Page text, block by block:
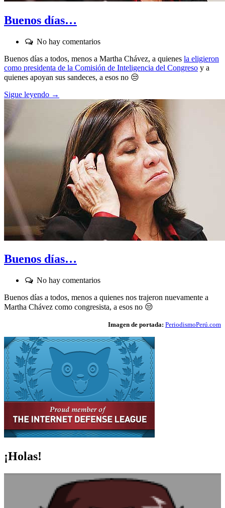
Buenos días…
Comentarios:
No hay comentarios
Buenos días a todos, menos a Martha Chávez, a quienes la eligieron
como presidenta de la Comisión de Inteligencia del Congreso y a
quienes apoyan sus sandeces, a esos no 😒
Sigue leyendo →
Buenos días…
Comentarios:
No hay comentarios
Buenos días a todos, menos a quienes nos trajeron nuevamente a
Martha Chávez como congresista, a esos no 😒
Imagen de portada: PeriodismoPerú.com
¡Holas!